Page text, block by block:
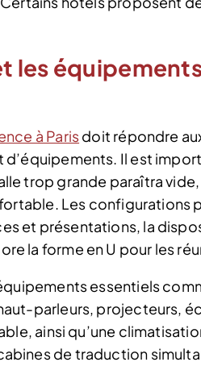
les
à Parisdoit répondre
Il est
trop grande paraîtra
Les configurations
et présentations, la
la forme en U pour les
essentiels
parleurs, projecteurs,
ainsi qu’une
de traduction